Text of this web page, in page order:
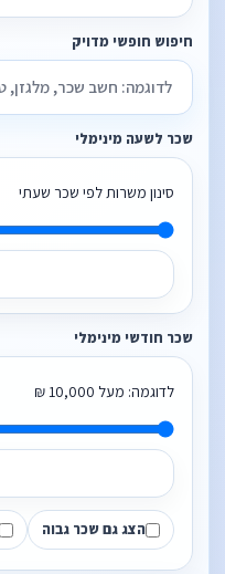
חיפוש חופשי מדויק
שכר לשעה מינימלי
סינון משרות לפי שכר שעתי
שכר חודשי מינימלי
לדוגמה: מעל 10,000 ₪
הצג גם שכר גבוה